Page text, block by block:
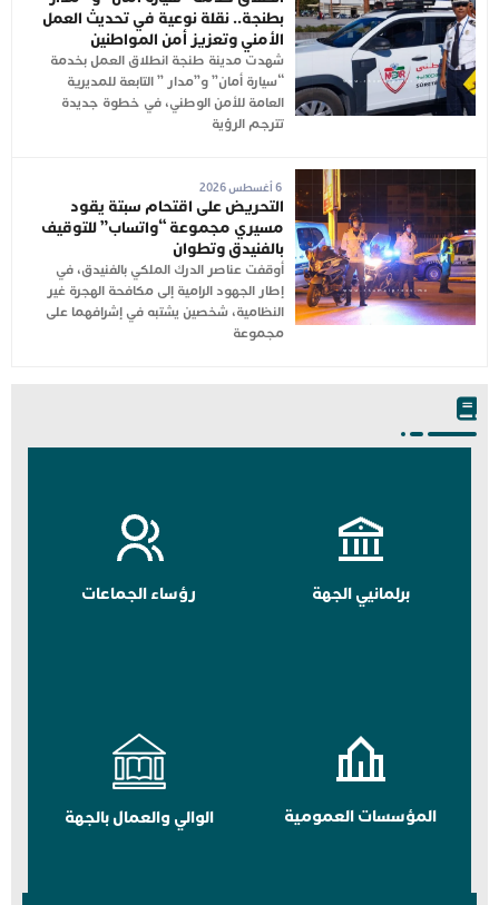
بطنجة.. نقلة نوعية في تحديث العمل
الأمني وتعزيز أمن المواطنين
شهدت مدينة طنجة انطلاق العمل بخدمة
“سيارة أمان” و”مدار ” التابعة للمديرية
العامة للأمن الوطني، في خطوة جديدة
تترجم الرؤية
6 أغسطس 2026
التحريض على اقتحام سبتة يقود
مسيري مجموعة “واتساب” للتوقيف
بالفنيدق وتطوان
أوقفت عناصر الدرك الملكي بالفنيدق، في
إطار الجهود الرامية إلى مكافحة الهجرة غير
النظامية، شخصين يشتبه في إشرافهما على
مجموعة
برلمانيي الجهة رؤساء الجماعات
المؤسسات العمومية الوالي والعمال بالجهة